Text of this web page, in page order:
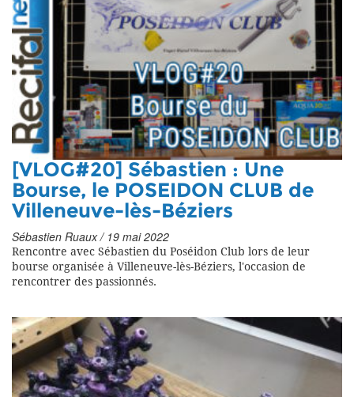
[VLOG#20] Sébastien : Une
Bourse, le POSEIDON CLUB de
Villeneuve-lès-Béziers
Sébastien Ruaux / 19 mai 2022
Rencontre avec Sébastien du Poséidon Club lors de leur
bourse organisée à Villeneuve-lès-Béziers, l'occasion de
rencontrer des passionnés.